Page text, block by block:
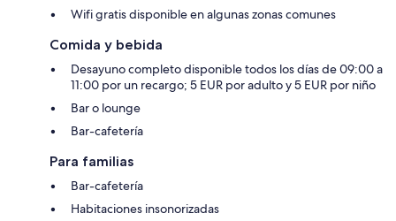
Wifi gratis disponible en algunas zonas comunes
Comida y bebida
Desayuno completo disponible todos los días de 09:00 a
11:00 por un recargo; 5 EUR por adulto y 5 EUR por niño
Bar o lounge
Bar-cafetería
Para familias
Bar-cafetería
Habitaciones insonorizadas